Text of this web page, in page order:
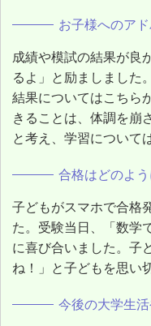
お子様へのア
成績や模試の結果が良
るよ」と励ましました
結果についてはこちら
きることは、体調を崩
と考え、学習について
合格はどのよ
子どもがスマホで合格
た。受験当日、「数学
に喜び合いました。子
ね！」と子どもを思い
今後の大学生